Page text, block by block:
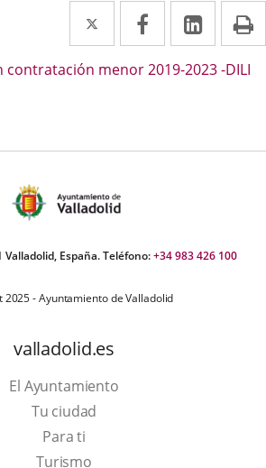
Twitter
Enlace
a
una
Facebook
Enlace
a
una
Enlace
a
una
menor 2019-2023 -DILI
Valladolid, España. Teléfono:+34 983 426 100
2025 - Ayuntamiento de Valladolid
valladolid.es
El Ayuntamiento
Tu ciudad
Para ti
TurismoEste